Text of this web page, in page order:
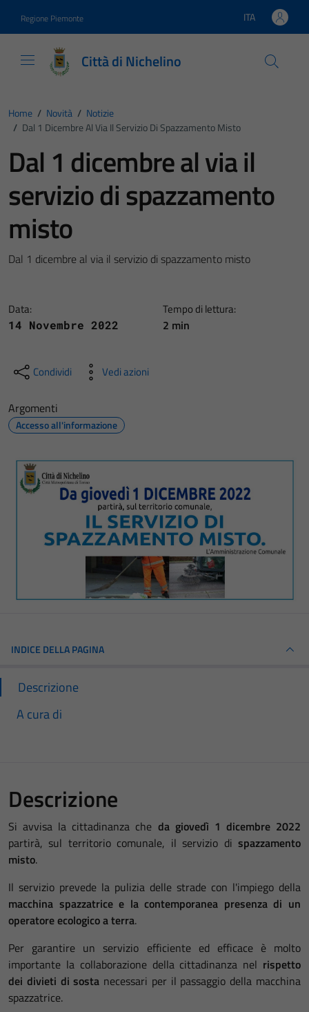
Regione Piemonte Lingua attiva:
ITA
Città di Nichelino
Home / Novità / Notizie
/ Dal 1 Dicembre Al Via Il Servizio Di Spazzamento Misto
Dal 1 dicembre al via il
servizio di spazzamento
misto
Dal 1 dicembre al via il servizio di spazzamento misto
Data:
14 Novembre 2022
Tempo di lettura:
2 min
Condividi Vedi azioni
Argomenti
Accesso all'informazione
INDICE DELLA PAGINA
Descrizione
A cura di
Descrizione
Si avvisa la cittadinanza che da giovedì 1 dicembre 2022
partirà, sul territorio comunale, il servizio di spazzamento
misto.
Il servizio prevede la pulizia delle strade con l'impiego della
macchina spazzatrice e la contemporanea presenza di un
operatore ecologico a terra.
Per garantire un servizio efficiente ed efficace è molto
importante la collaborazione della cittadinanza nel rispetto
dei divieti di sosta necessari per il passaggio della macchina
spazzatrice.